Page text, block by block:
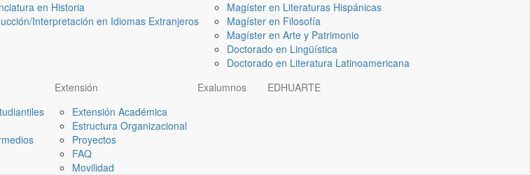
en Historia
Interpretación en Idiomas Extranjeros
Magíster en Literaturas Hispánicas
Magíster en Filosofía
Magíster en Arte y Patrimonio
Doctorado en Lingüística
Doctorado en Literatura Latinoamericana
Extensión
Extensión Académica
Estructura Organizacional
Proyectos
FAQ
Movilidad
Exalumnos EDHUARTE